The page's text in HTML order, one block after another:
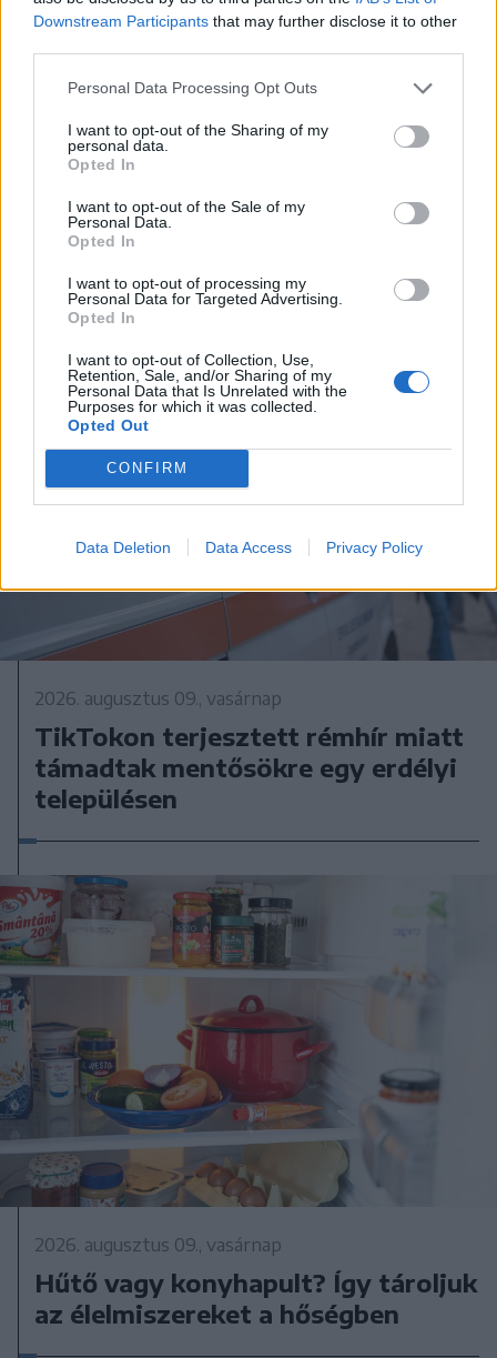
Downstream Participants that may further disclose it to other
Personal Data Processing Opt Outs
I want to opt-out of the Sharing of my
personal data.
Opted In
I want to opt-out of the Sale of my
Personal Data.
Opted In
I want to opt-out of processing my
Personal Data for Targeted Advertising.
Opted In
I want to opt-out of Collection, Use,
Retention, Sale, and/or Sharing of my
Personal Data that Is Unrelated with the
Purposes for which it was collected.
Opted Out
CONFIRM
Data Deletion Data Access Privacy Policy
2026. augusztus 09., vasárnap
Asztal alá isszuk a világot – Miért
vagyunk világelsők az
alkoholfogyasztásban?
2026. augusztus 09., vasárnap
TikTokon terjesztett rémhír miatt
támadtak mentősökre egy erdélyi
településen
2026. augusztus 09., vasárnap
Hűtő vagy konyhapult? Így tároljuk
az élelmiszereket a hőségben